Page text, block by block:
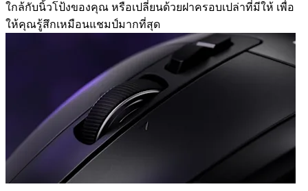
ใกล้กับนิ้วโป้งของคุณ หรือเปลี่ยนด้วยฝาครอบเปล่าที่มีให้ เพื่อ
ให้คุณรู้สึกเหมือนแชมป์มากที่สุด